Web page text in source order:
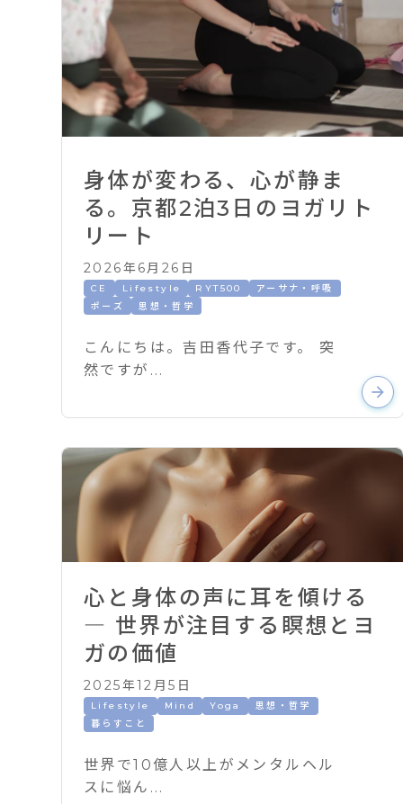
身体が変わる、心が静ま
る。京都2泊3日のヨガリト
リート
2026年6月26日
CE Lifestyle RYT500
アーサナ・呼吸
ポーズ
思想・哲学
こんにちは。吉田香代子です。 突
然ですが...
arrow_forward
心と身体の声に耳を傾ける
― 世界が注目する瞑想とヨ
ガの価値
2025年12月5日
Lifestyle Mind Yoga
思想・哲学
暮らすこと
世界で10億人以上がメンタルヘル
スに悩ん...